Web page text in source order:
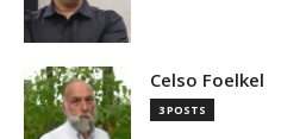
Celso Foelkel
3 POSTS